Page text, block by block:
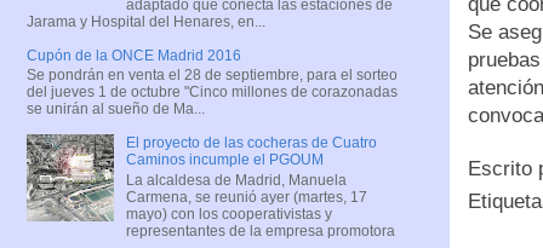
Se
Escrito
adaptado que conecta las estaciones de
Jarama y Hospital del Henares, en...
Cupón de la ONCE Madrid 2016
Se pondrán en venta el 28 de septiembre, para el sorteo
del jueves 1 de octubre "Cinco millones de corazonadas
se unirán al sueño de Ma...
El proyecto de las cocheras de Cuatro
Caminos incumple el PGOUM
La alcaldesa de Madrid, Manuela
Carmena, se reunió ayer (martes, 17
mayo) con los cooperativistas y
representantes de la empresa promotora